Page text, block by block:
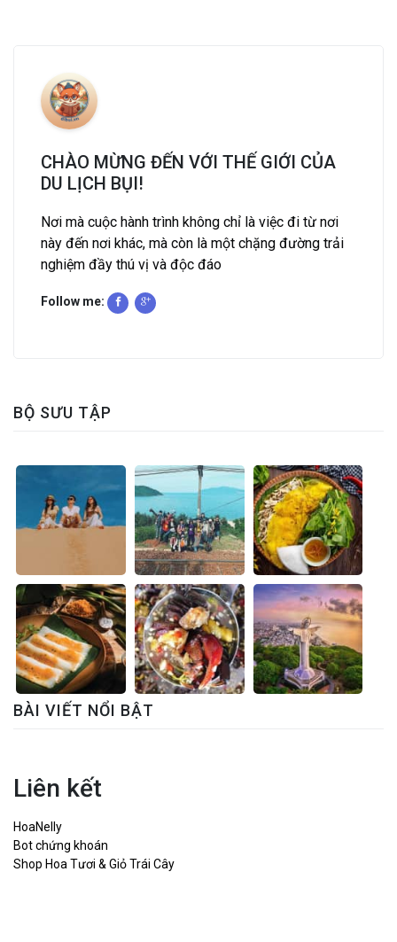
CHÀO MỪNG ĐẾN VỚI THẾ GIỚI CỦA
DU LỊCH BỤI!
Nơi mà cuộc hành trình không chỉ là việc đi từ nơi
này đến nơi khác, mà còn là một chặng đường trải
nghiệm đầy thú vị và độc đáo
Follow me:
BỘ SƯU TẬP
BÀI VIẾT NỔI BẬT
Liên kết
HoaNelly
Bot chứng khoán
Shop Hoa Tươi & Giỏ Trái Cây